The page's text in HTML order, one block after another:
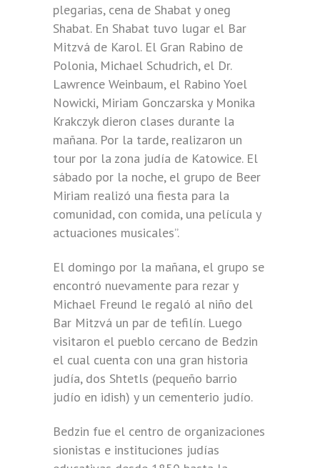
plegarias, cena de Shabat y oneg
Shabat. En Shabat tuvo lugar el Bar
Mitzvá de Karol. El Gran Rabino de
Polonia, Michael Schudrich, el Dr.
Lawrence Weinbaum, el Rabino Yoel
Nowicki, Miriam Gonczarska y Monika
Krakczyk dieron clases durante la
mañana. Por la tarde, realizaron un
tour por la zona judía de Katowice. El
sábado por la noche, el grupo de Beer
Miriam realizó una fiesta para la
comunidad, con comida, una película y
actuaciones musicales”.
El domingo por la mañana, el grupo se
encontró nuevamente para rezar y
Michael Freund le regaló al niño del
Bar Mitzvá un par de tefilín. Luego
visitaron el pueblo cercano de Bedzin
el cual cuenta con una gran historia
judía, dos Shtetls (pequeño barrio
judío en idish) y un cementerio judío.
Bedzin fue el centro de organizaciones
sionistas e instituciones judías